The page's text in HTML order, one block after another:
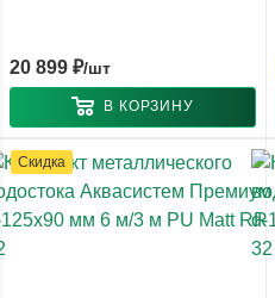
20 899 ₽/шт
В КОРЗИНУ
Скидка